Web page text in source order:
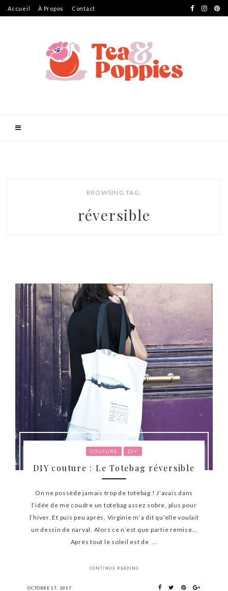
Accueil À Propos Contact
BROWSING TAG:
réversible
COUTURE DIY
DIY couture : Le Totebag réversible
On ne possède jamais trop de totebag ! J’avais dans
l’idée de me coudre un totebag assez sobre, plus pour
l’hiver. Et puis peu après, Virginie m’a dit qu’elle voulait
un dessin de narval. Alors ce n’est que partie remise…
Après tout le soleil est de ...
CONTINUE READING
OCTOBRE 17, 2017